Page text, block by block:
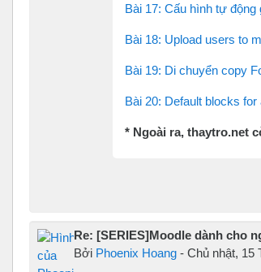
Bài 17: Cấu hình tự
Bài 18: Upload users to
Bài 19: Di chuyển copy
Bài 20: Default blocks
* Ngoài ra, thaytro.net
Re: [SERIES]Moodle dành cho
Bởi Phoenix Hoang - Chủ nhật, 15